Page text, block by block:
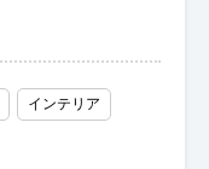
インテリア